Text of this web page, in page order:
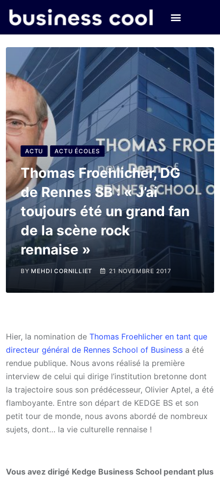
ACTU ACTU ÉCOLES
Thomas Froehlicher, DG
de Rennes SB : « J’ai
toujours été un grand fan
de la scène rock
rennaise »
BY MEHDI CORNILLIET 21 NOVEMBRE 2017
Hier, la nomination de Thomas Froehlicher en tant que
directeur général de Rennes School of Business a été
rendue publique. Nous avons réalisé la première
interview de celui qui dirige l’institution bretonne dont
la trajectoire sous son prédécesseur, Olivier Aptel, a été
flamboyante. Entre son départ de KEDGE BS et son
petit tour de monde, nous avons abordé de nombreux
sujets, dont… la vie culturelle rennaise !
Vous avez dirigé Kedge Business School pendant plus